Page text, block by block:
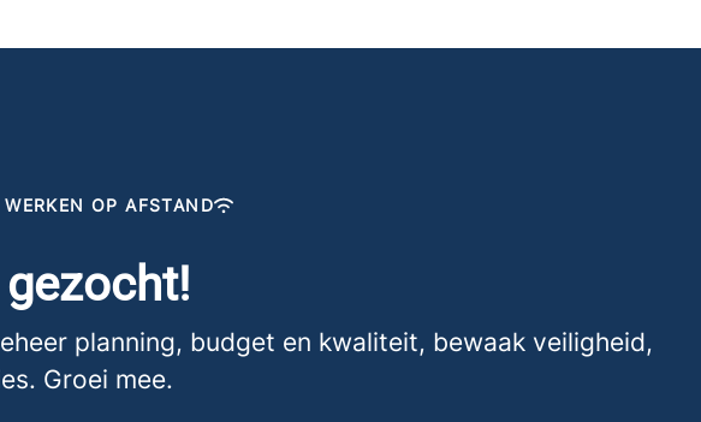
OP AFSTAND
planning, budget en kwaliteit, bewaak veiligheid,
Groei mee.